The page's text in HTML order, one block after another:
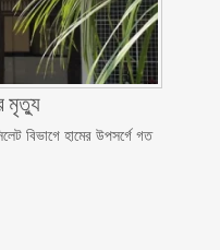
মৃত্যু
বিভাগে হামের উপসর্গে গত